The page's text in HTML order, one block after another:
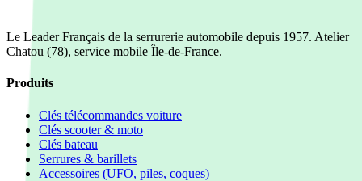
Le Leader Français de la serrurerie automobile depuis 1957. Atelier
Chatou (78), service mobile Île-de-France.
Produits
Clés télécommandes voiture
Clés scooter & moto
Clés bateau
Serrures & barillets
Accessoires (UFO, piles, coques)